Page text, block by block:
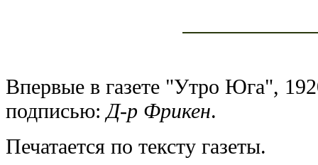
Впервые в газете "Утро Юга",
подписью: Д-р Фрикен.
Печатается по тексту газеты.